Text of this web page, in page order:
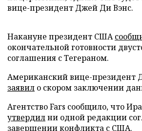
вице-президент Джей Ди Вэнс.
Накануне президент США
окончательной готовности
соглашения с Тегераном.
Американский вице-президент
заявил о скором заключении
Агентство Fars сообщило, что
утвердилни одной редакции
завершении конфликта с США.